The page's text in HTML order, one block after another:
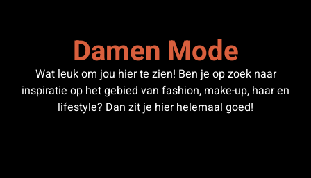
Damen Mode
Wat leuk om jou hier te zien! Ben je op zoek naar
inspiratie op het gebied van fashion, make-up, haar en
lifestyle? Dan zit je hier helemaal goed!